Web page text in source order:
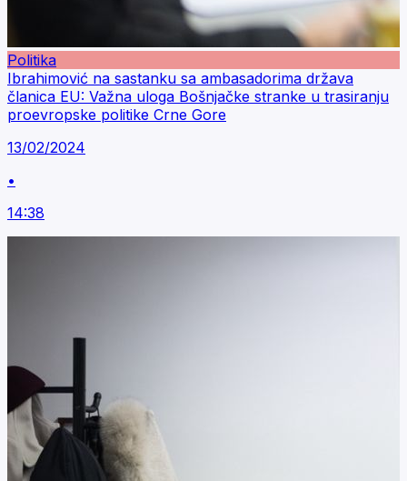
Politika
Ibrahimović na sastanku sa ambasadorima država
članica EU: Važna uloga Bošnjačke stranke u trasiranju
proevropske politike Crne Gore
13/02/2024
•
14:38